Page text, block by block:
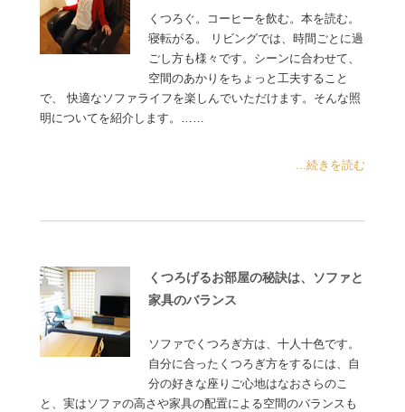
くつろぐ。コーヒーを飲む。本を読む。
寝転がる。 リビングでは、時間ごとに過
ごし方も様々です。シーンに合わせて、
空間のあかりをちょっと工夫すること
で、 快適なソファライフを楽しんでいただけます。そんな照
明についてを紹介します。……
...続きを読む
くつろげるお部屋の秘訣は、ソファと
家具のバランス
ソファでくつろぎ方は、十人十色です。
自分に合ったくつろぎ方をするには、自
分の好きな座りご心地はなおさらのこ
と、実はソファの高さや家具の配置による空間のバランスも